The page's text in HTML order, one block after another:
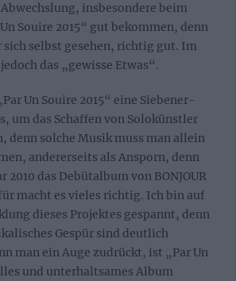
insbesondere beim
Souire 2015“ gut bekommen, denn
sich selbst gesehen, richtig gut. Im
das „gewisse Etwas“.
Un Souire 2015“ eine Siebener-
um das Schaffen von Solokünstler
denn solche Musik muss man allein
andererseits als Ansporn, denn
2010 das Debütalbum von BONJOUR
macht es vieles richtig. Ich bin auf
dieses Projektes gespannt, denn
Gespür sind deutlich
man ein Auge zudrückt, ist „Par Un
und unterhaltsames Album